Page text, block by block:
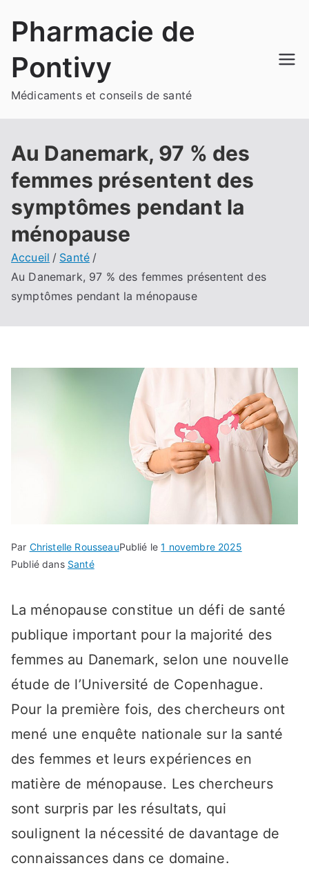
Pharmacie de
Pontivy
Médicaments et conseils de santé
Au Danemark, 97 % des
femmes présentent des
symptômes pendant la
ménopause
Accueil
Santé
Au Danemark, 97 % des femmes présentent des
symptômes pendant la ménopause
Par Christelle RousseauPublié le1 novembre 2025
Publié dans Santé
La ménopause constitue un défi de santé
publique important pour la majorité des
femmes au Danemark, selon une nouvelle
étude de l’Université de Copenhague.
Pour la première fois, des chercheurs ont
mené une enquête nationale sur la santé
des femmes et leurs expériences en
matière de ménopause. Les chercheurs
sont surpris par les résultats, qui
soulignent la nécessité de davantage de
connaissances dans ce domaine.